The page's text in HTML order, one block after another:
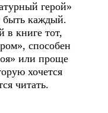
герой»
быть каждый.
в книге тот,
способен
или проще
хочется
читать.